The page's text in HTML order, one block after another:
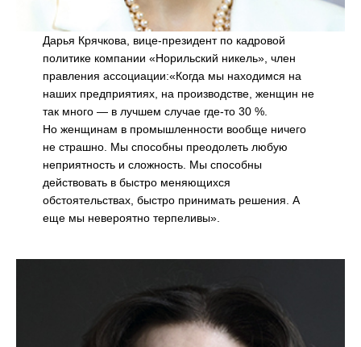
Дарья Крячкова, вице-президент по кадровой
политике компании «Норильский никель», член
правления ассоциации:«Когда мы находимся на
наших предприятиях, на производстве, женщин не
так много — в лучшем случае где-то 30 %.
Но женщинам в промышленности вообще ничего
не страшно. Мы способны преодолеть любую
неприятность и сложность. Мы способны
действовать в быстро меняющихся
обстоятельствах, быстро принимать решения. А
еще мы невероятно терпеливы».